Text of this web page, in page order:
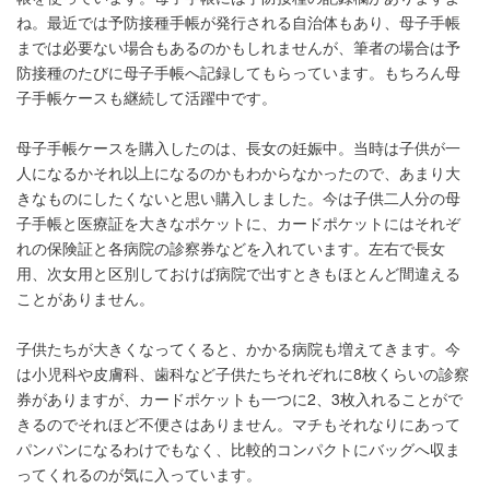
ね。最近では予防接種手帳が発行される自治体もあり、母子手帳
までは必要ない場合もあるのかもしれませんが、筆者の場合は予
防接種のたびに母子手帳へ記録してもらっています。もちろん母
子手帳ケースも継続して活躍中です。
母子手帳ケースを購入したのは、長女の妊娠中。当時は子供が一
人になるかそれ以上になるのかもわからなかったので、あまり大
きなものにしたくないと思い購入しました。今は子供二人分の母
子手帳と医療証を大きなポケットに、カードポケットにはそれぞ
れの保険証と各病院の診察券などを入れています。左右で長女
用、次女用と区別しておけば病院で出すときもほとんど間違える
ことがありません。
子供たちが大きくなってくると、かかる病院も増えてきます。今
は小児科や皮膚科、歯科など子供たちそれぞれに8枚くらいの診察
券がありますが、カードポケットも一つに2、3枚入れることがで
きるのでそれほど不便さはありません。マチもそれなりにあって
パンパンになるわけでもなく、比較的コンパクトにバッグへ収ま
ってくれるのが気に入っています。